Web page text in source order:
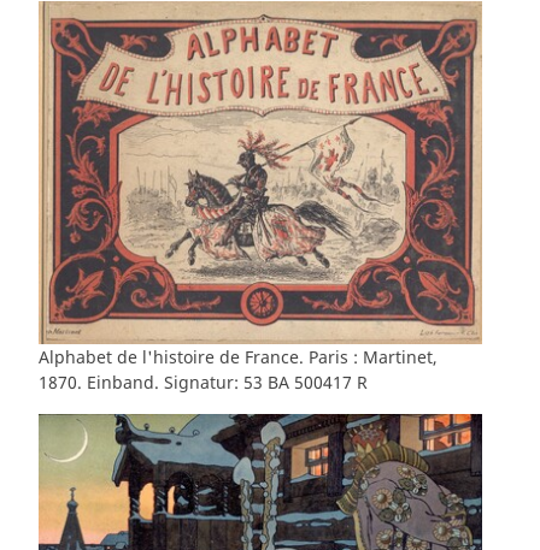
Alphabet de l'histoire de France. Paris : Martinet,
1870. Einband. Signatur: 53 BA 500417 R